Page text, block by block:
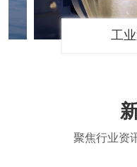
工业泵
聚焦行业资